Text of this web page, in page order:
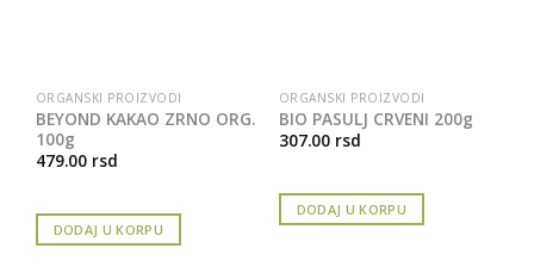
ORGANSKI PROIZVODI
BEYOND KAKAO ZRNO ORG.
100g
479.00 rsd
DODAJ U KORPU
ORGANSKI PROIZVODI
BIO PASULJ CRVENI 200g
307.00 rsd
DODAJ U KORPU